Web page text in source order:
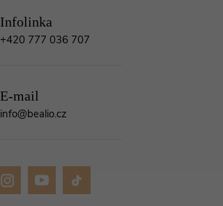
info@bealio.cz
+420 777 036 707